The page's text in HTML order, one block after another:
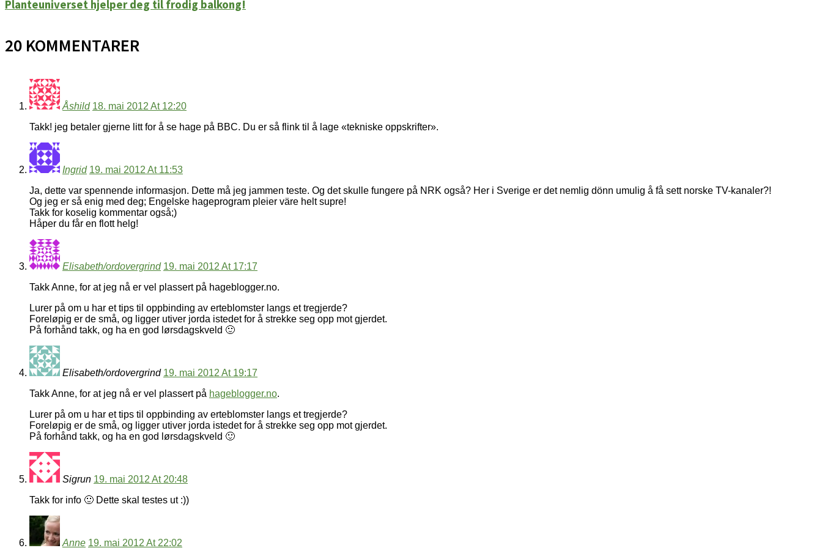
Planteuniverset hjelper deg til frodig balkong!
20 KOMMENTARER
Åshild 18. mai 2012 At 12:20
Takk! jeg betaler gjerne litt for å se hage på BBC. Du er så flink til å lage «tekniske oppskrifter».
Ingrid 19. mai 2012 At 11:53
Ja, dette var spennende informasjon. Dette må jeg jammen teste. Og det skulle fungere på NRK også? Her i Sverige er det nemlig dönn umulig å få sett norske TV-kanaler?!
Og jeg er så enig med deg; Engelske hageprogram pleier väre helt supre!
Takk for koselig kommentar også;)
Håper du får en flott helg!
Elisabeth/ordovergrind 19. mai 2012 At 17:17
Takk Anne, for at jeg nå er vel plassert på hageblogger.no.
Lurer på om u har et tips til oppbinding av erteblomster langs et tregjerde?
Foreløpig er de små, og ligger utiver jorda istedet for å strekke seg opp mot gjerdet.
På forhånd takk, og ha en god lørsdagskveld 🙂
Elisabeth/ordovergrind 19. mai 2012 At 19:17
Takk Anne, for at jeg nå er vel plassert på hageblogger.no.
Lurer på om u har et tips til oppbinding av erteblomster langs et tregjerde?
Foreløpig er de små, og ligger utiver jorda istedet for å strekke seg opp mot gjerdet.
På forhånd takk, og ha en god lørsdagskveld 🙂
Sigrun 19. mai 2012 At 20:48
Takk for info 🙂 Dette skal testes ut :))
Anne 19. mai 2012 At 22:02